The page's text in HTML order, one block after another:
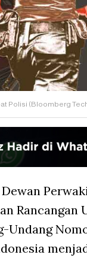
Polisi (Bloomberg
Rancangan
Undang